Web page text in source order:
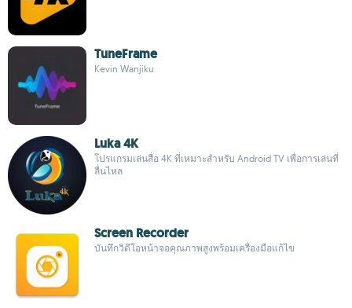
TuneFrame
Kevin Wanjiku
Luka 4K
โปรแกรมเล่นสื่อ 4K ที่เหมาะสำหรับ Android TV เพื่อการเล่นที่
ลื่นไหล
Screen Recorder
บันทึกวิดีโอหน้าจอคุณภาพสูงพร้อมเครื่องมือแก้ไข